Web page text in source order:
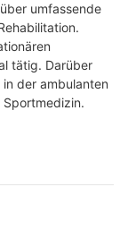
umfassende
tätig. Darüber
der ambulanten